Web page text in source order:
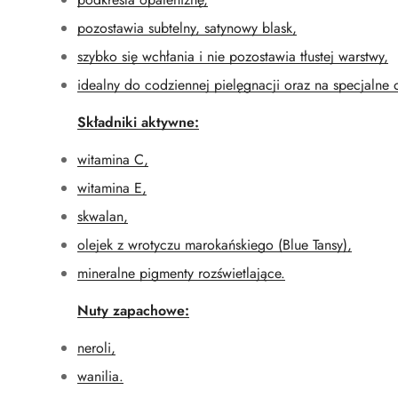
pozostawia subtelny, satynowy blask,
szybko się wchłania i nie pozostawia tłustej warstwy,
idealny do codziennej pielęgnacji oraz na specjalne
Składniki aktywne:
witamina C,
witamina E,
skwalan,
olejek z wrotyczu marokańskiego (Blue Tansy),
mineralne pigmenty rozświetlające.
Nuty zapachowe:
neroli,
wanilia.